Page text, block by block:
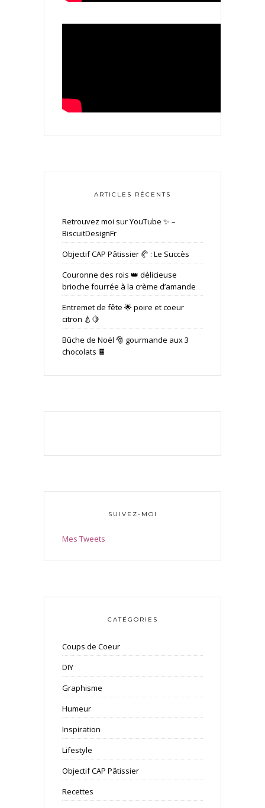
ARTICLES RÉCENTS
Retrouvez moi sur YouTube ✨ –
BiscuitDesignFr
Objectif CAP Pâtissier 🥐 : Le Succès
Couronne des rois 👑 délicieuse
brioche fourrée à la crème d’amande
Entremet de fête 🌟 poire et coeur
citron 🍐🍋
Bûche de Noël 🎅 gourmande aux 3
chocolats 🍫
SUIVEZ-MOI
Mes Tweets
CATÉGORIES
Coups de Coeur
DIY
Graphisme
Humeur
Inspiration
Lifestyle
Objectif CAP Pâtissier
Recettes